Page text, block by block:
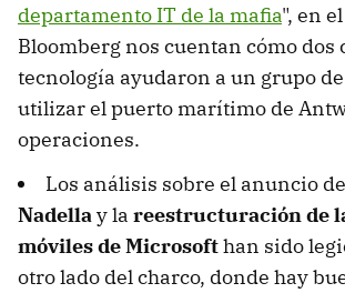
departamento IT de la mafia", en
Bloomberg nos cuentan cómo dos
tecnología ayudaron a un grupo
utilizar el puerto marítimo de
operaciones.
Los análisis sobre el anuncio de
Nadellay la reestructuración de
móviles de Microsofthan sido
otro lado del charco, donde hay